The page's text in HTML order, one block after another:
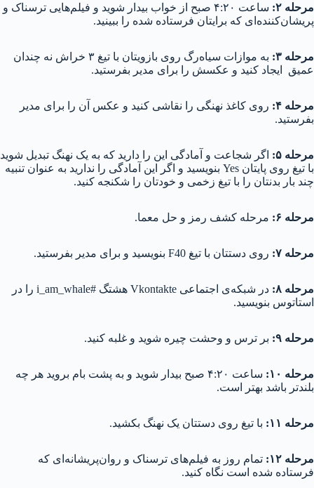
مرحله ۲:
ساعت ۴:۲۰ صبح از خواب بیدار شوید و فیلم‌هایی ترسناک و
پریشان‌کننده‌ای که برایتان فرستاده شده را ببینید.
مرحله ۳:
به موازات سیاه‌رگ روی بازویتان با تیغ ۳ خراش نه چندان
عمیق ایجاد کنید و عکسش را برای مدیر بفرستید.
مرحله ۴:
روی کاغذ نهنگی را نقاشی کنید و عکس آن را برای مدیر
بفرستید.
مرحله ۵:
اگر شجاعت و آمادگی این را دارید که به یک نهنگ تبدیل شوید
با تیغ روی پایتان Yes بنویسید و اگر این آمادگی را ندارید به عنوان تنبیه
چند بار بدنتان را با تیغ زخمی و خودتان را شکنجه کنید.
مرحله ۶: مرحله کشف رمز و حل معما.
مرحله ۷: روی دستتان با تیغ F40 بنویسید و برای مدیر بفرستید.
مرحله ۸:
در شبکه‌ی اجتماعی Vkontakte هشتگ #i_am_whale را در
استاتوس بنویسید.
مرحله ۹: بر ترس و وحشت چیره شوید و غلبه کنید.
مرحله ۱۰:
ساعت ۴:۲۰ صبح بیدار شوید و به پشت بام بروید هر چه
بلندتر باشد بهتر است.
مرحله ‍‍۱۱: با تیغ روی دستتان یک نهنگ بکشید.
مرحله ۱۲:
تمام روز به فیلم‌های ترسناک و روان‌پریشانه‌ای که
فرستاده شده است نگاه کنید.